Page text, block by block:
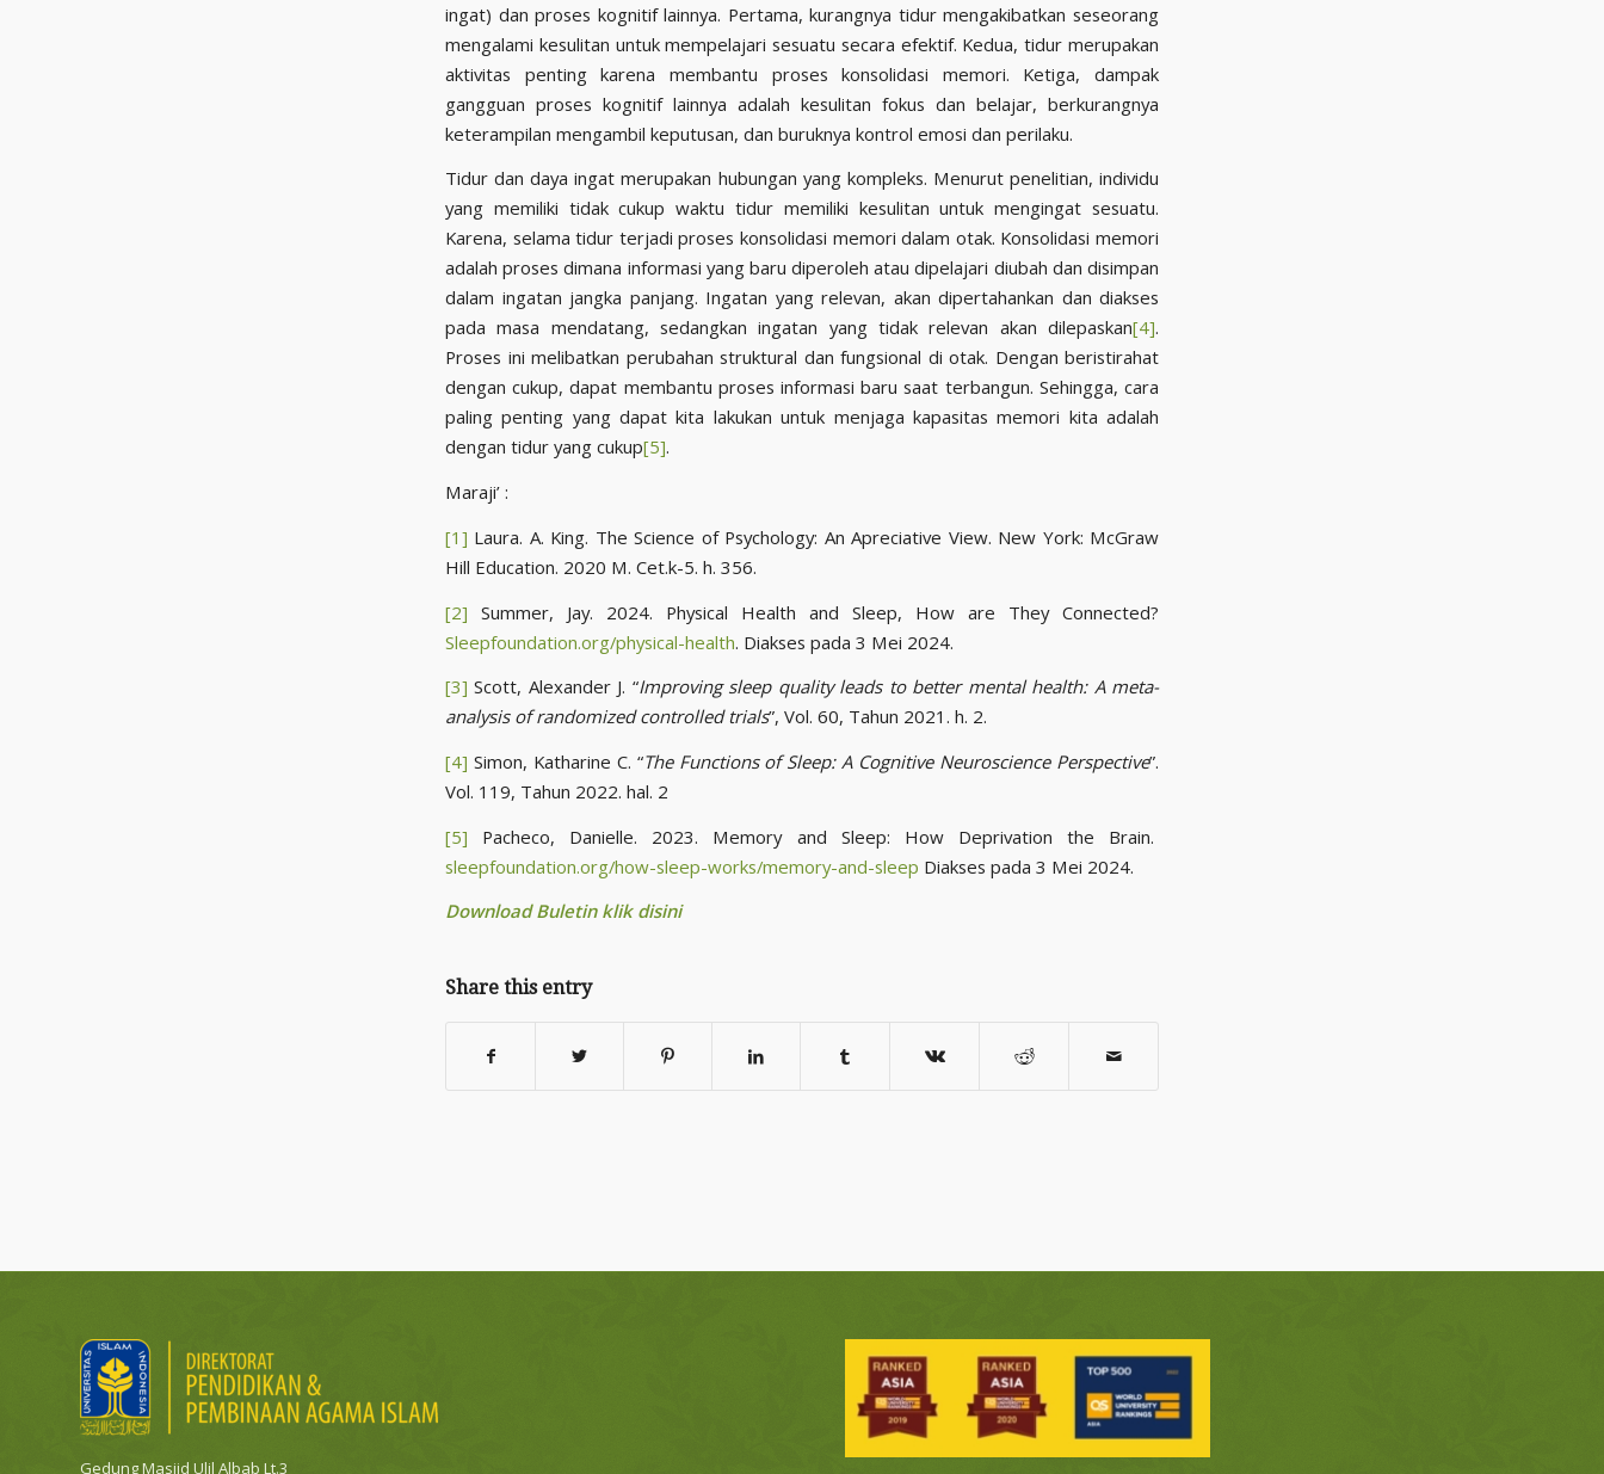
ingat) dan proses kognitif lainnya. Pertama, kurangnya tidur mengakibatkan seseorang
mengalami kesulitan untuk mempelajari sesuatu secara efektif. Kedua, tidur merupakan
aktivitas penting karena membantu proses konsolidasi memori. Ketiga, dampak
gangguan proses kognitif lainnya adalah kesulitan fokus dan belajar, berkurangnya
keterampilan mengambil keputusan, dan buruknya kontrol emosi dan perilaku.
Tidur dan daya ingat merupakan hubungan yang kompleks. Menurut penelitian, individu
yang memiliki tidak cukup waktu tidur memiliki kesulitan untuk mengingat sesuatu.
Karena, selama tidur terjadi proses konsolidasi memori dalam otak. Konsolidasi memori
adalah proses dimana informasi yang baru diperoleh atau dipelajari diubah dan disimpan
dalam ingatan jangka panjang. Ingatan yang relevan, akan dipertahankan dan diakses
pada masa mendatang, sedangkan ingatan yang tidak relevan akan dilepaskan[4].
Proses ini melibatkan perubahan struktural dan fungsional di otak. Dengan beristirahat
dengan cukup, dapat membantu proses informasi baru saat terbangun. Sehingga, cara
paling penting yang dapat kita lakukan untuk menjaga kapasitas memori kita adalah
dengan tidur yang cukup[5].
Maraji’ :
[1] Laura. A. King. The Science of Psychology: An Apreciative View. New York: McGraw
Hill Education. 2020 M. Cet.k-5. h. 356.
[2] Summer, Jay. 2024. Physical Health and Sleep, How are They Connected?
Sleepfoundation.org/physical-health. Diakses pada 3 Mei 2024.
[3] Scott, Alexander J. “Improving sleep quality leads to better mental health: A meta-
analysis of randomized controlled trials”, Vol. 60, Tahun 2021. h. 2.
[4] Simon, Katharine C. “The Functions of Sleep: A Cognitive Neuroscience Perspective”.
Vol. 119, Tahun 2022. hal. 2
[5] Pacheco, Danielle. 2023. Memory and Sleep: How Deprivation the Brain.
sleepfoundation.org/how-sleep-works/memory-and-sleep Diakses pada 3 Mei 2024.
Download Buletin klik disini
Share this entry
Gedung Masjid Ulil Albab Lt.3